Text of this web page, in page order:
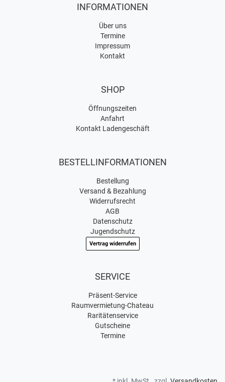
INFORMATIONEN
Über uns
Termine
Impressum
Kontakt
SHOP
Öffnungszeiten
Anfahrt
Kontakt Ladengeschäft
BESTELLINFORMATIONEN
Bestellung
Versand & Bezahlung
Widerrufsrecht
AGB
Datenschutz
Jugendschutz
Vertrag widerrufen
SERVICE
Präsent-Service
Raumvermietung-Chateau
Raritätenservice
Gutscheine
Termine